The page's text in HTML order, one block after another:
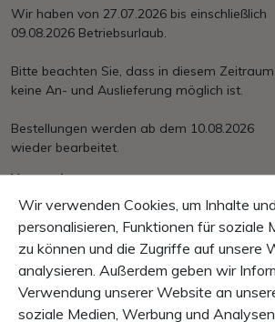
Wir haben von 27.07.2026 bis einschließlich
09.08.2026 Betriebsurlaub.
Bitte beachten Sie, dass in diesem Zeitraum
keine An- und Auslieferung möglich ist.
Bestellungen werden ab dem 10.08.2026
wieder bearbeitet.
Versand
Ab € 150.– portofrei
International nach Aufwand
Zahlung
Rechnung, Vorkasse, Kreditkarte, PayPal
Garantie
Wir verwenden Cookies, um Inhalte
personalisieren, Funktionen für soziale
zu können und die Zugriffe auf unsere
analysieren. Außerdem geben wir
Verwendung unserer Website an
soziale Medien, Werbung und